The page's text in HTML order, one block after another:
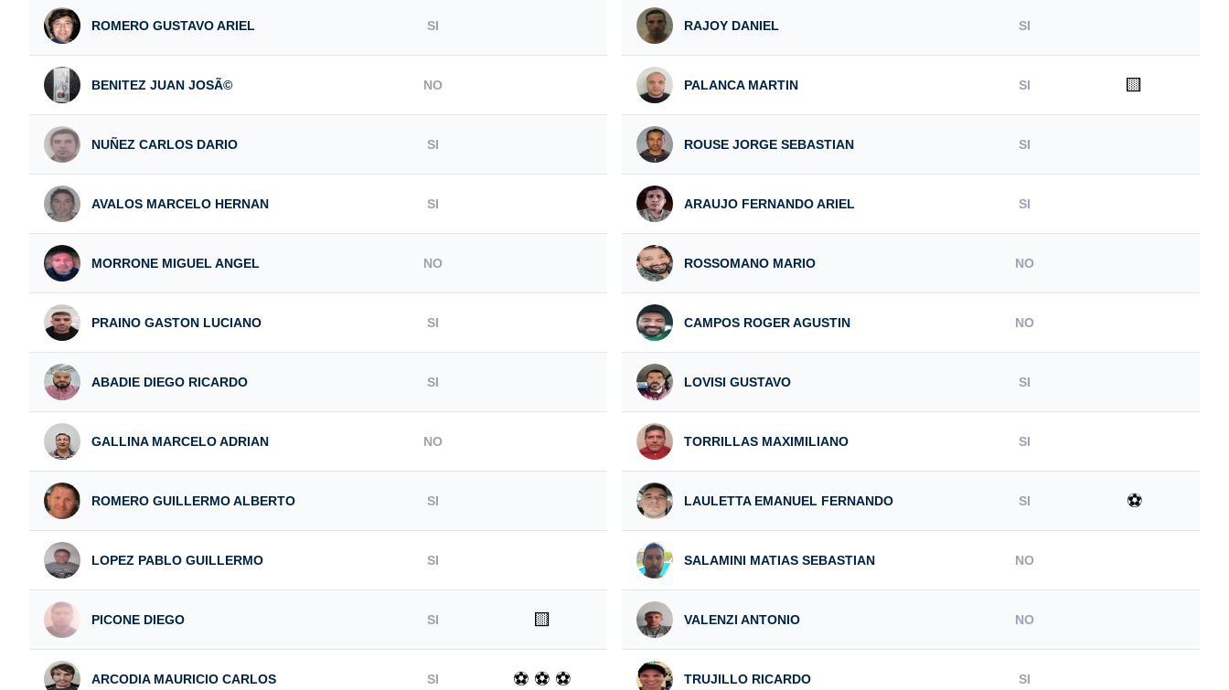
ROMERO GUSTAVO ARIEL SI
BENITEZ JUAN JOSÃ© NO
NUÑEZ CARLOS DARIO SI
AVALOS MARCELO HERNAN SI
MORRONE MIGUEL ANGEL NO
PRAINO GASTON LUCIANO SI
ABADIE DIEGO RICARDO SI
GALLINA MARCELO ADRIAN NO
ROMERO GUILLERMO ALBERTO SI
LOPEZ PABLO GUILLERMO SI
PICONE DIEGO SI 🟨
ARCODIA MAURICIO CARLOS SI ⚽ ⚽ ⚽
RAJOY DANIEL SI
PALANCA MARTIN SI 🟨
ROUSE JORGE SEBASTIAN SI
ARAUJO FERNANDO ARIEL SI
ROSSOMANO MARIO NO
CAMPOS ROGER AGUSTIN NO
LOVISI GUSTAVO SI
TORRILLAS MAXIMILIANO SI
LAULETTA EMANUEL FERNANDO SI ⚽
SALAMINI MATIAS SEBASTIAN NO
VALENZI ANTONIO NO
TRUJILLO RICARDO SI